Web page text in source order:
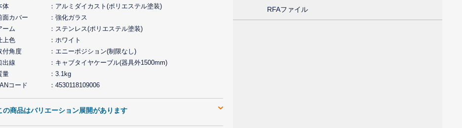
RFAファイル
体
アルミダイカスト(ポリエステル塗装)
面カバー
強化ガラス
ーム
ステンレス(ポリエステル塗装)
上色
ホワイト
付角度
エニーポジション(制限なし)
出線
キャブタイヤケーブル(器具外1500mm)
量
3.1kg
コード
4530118109006
の商品はバリエーション展開があります